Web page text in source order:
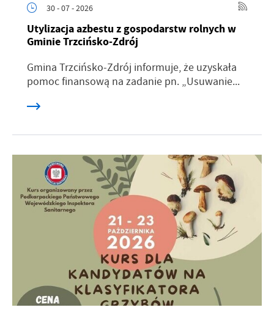
30 - 07 - 2026
Utylizacja azbestu z gospodarstw rolnych w
Gminie Trzcińsko-Zdrój
Gmina Trzcińsko-Zdrój informuje, że uzyskała
pomoc finansową na zadanie pn. „Usuwanie...